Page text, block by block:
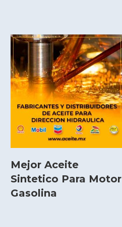
Mejor Aceite
Sintetico Para Motor
Gasolina